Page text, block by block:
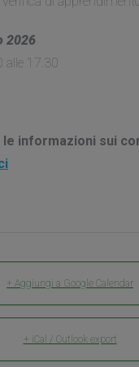
2026
alle 17.30
informazioni sui
+ Aggiungi a Google Calendar
+ iCal / Outlook export